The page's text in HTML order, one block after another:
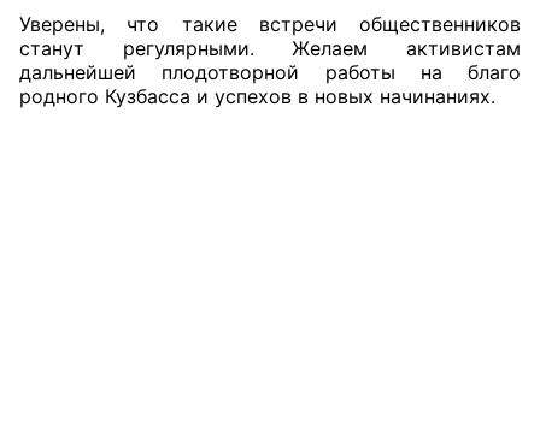
Уверены, что такие встречи общественников
станут регулярными. Желаем активистам
дальнейшей плодотворной работы на благо
родного Кузбасса и успехов в новых начинаниях.